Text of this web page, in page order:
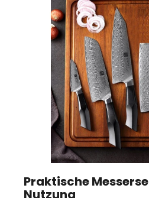
Praktische
Nutzung